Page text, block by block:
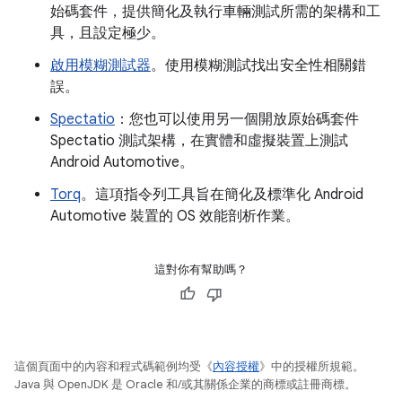
始碼套件，提供簡化及執行車輛測試所需的架構和工
具，且設定極少。
啟用模糊測試器。使用模糊測試找出安全性相關錯
誤。
Spectatio ：您也可以使用另一個開放原始碼套件
Spectatio 測試架構，在實體和虛擬裝置上測試
Android Automotive。
Torq。這項指令列工具旨在簡化及標準化 Android
Automotive 裝置的 OS 效能剖析作業。
這對你有幫助嗎？
這個頁面中的內容和程式碼範例均受《內容授權》中的授權所規範。
Java 與 OpenJDK 是 Oracle 和/或其關係企業的商標或註冊商標。